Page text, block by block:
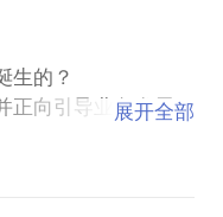
生的？
正向引导业务发展
展开全部